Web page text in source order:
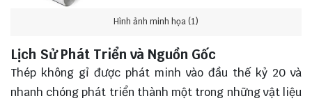
Hình ảnh minh họa (1)
Lịch Sử Phát Triển và Nguồn Gốc
Thép không gỉ được phát minh vào đầu thế kỷ 20 và
nhanh chóng phát triển thành một trong những vật liệu